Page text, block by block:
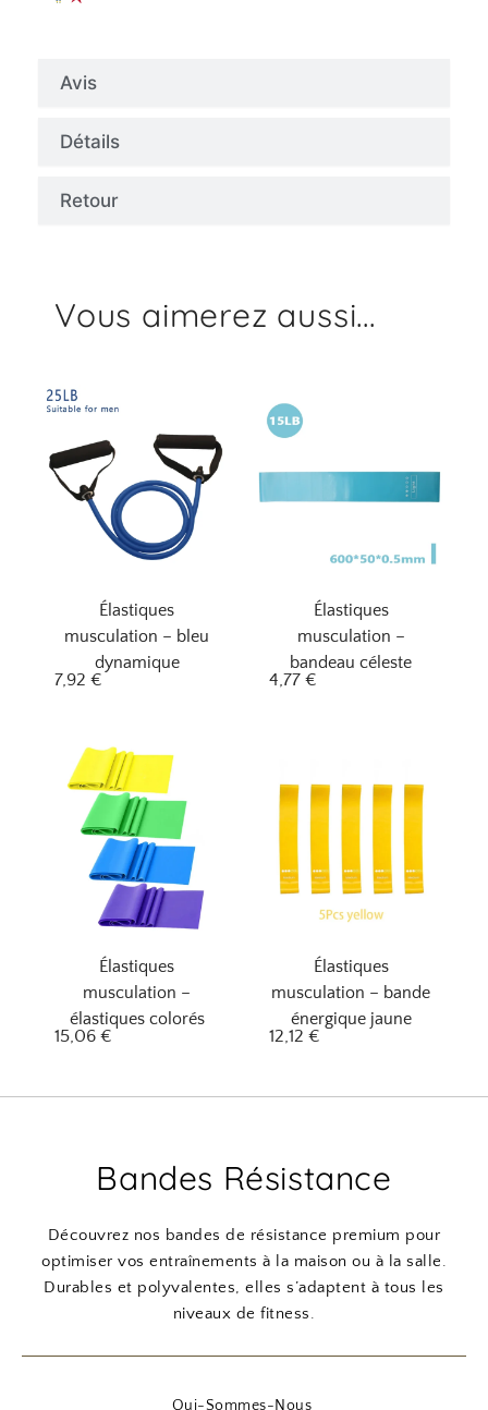
Avis
Détails
Retour
Vous aimerez aussi...
Élastiques
musculation – bleu
dynamique
7,92 €
Élastiques
musculation –
bandeau céleste
4,77 €
Élastiques
musculation –
élastiques colorés
15,06 €
Élastiques
musculation – bande
énergique jaune
12,12 €
Bandes Résistance
Découvrez nos bandes de résistance premium pour
optimiser vos entraînements à la maison ou à la salle.
Durables et polyvalentes, elles s’adaptent à tous les
niveaux de fitness.
Qui-Sommes-Nous